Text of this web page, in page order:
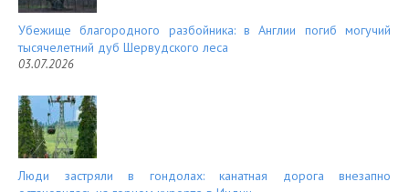
Убежище благородного разбойника: в Англии погиб могучий
тысячелетний дуб Шервудского леса
03.07.2026
Люди застряли в гондолах: канатная дорога внезапно